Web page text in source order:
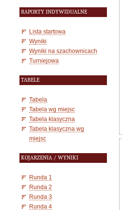
RAPORTY INDYWIDUALNE
Lista startowa
Wyniki
Wyniki na szachownicach
Turniejowa
TABELE
Tabela
Tabela wg miejsc
Tabela klasyczna
Tabela klasyczna wg
miejsc
KOJARZENIA / WYNIKI
Runda 1
Runda 2
Runda 3
Runda 4